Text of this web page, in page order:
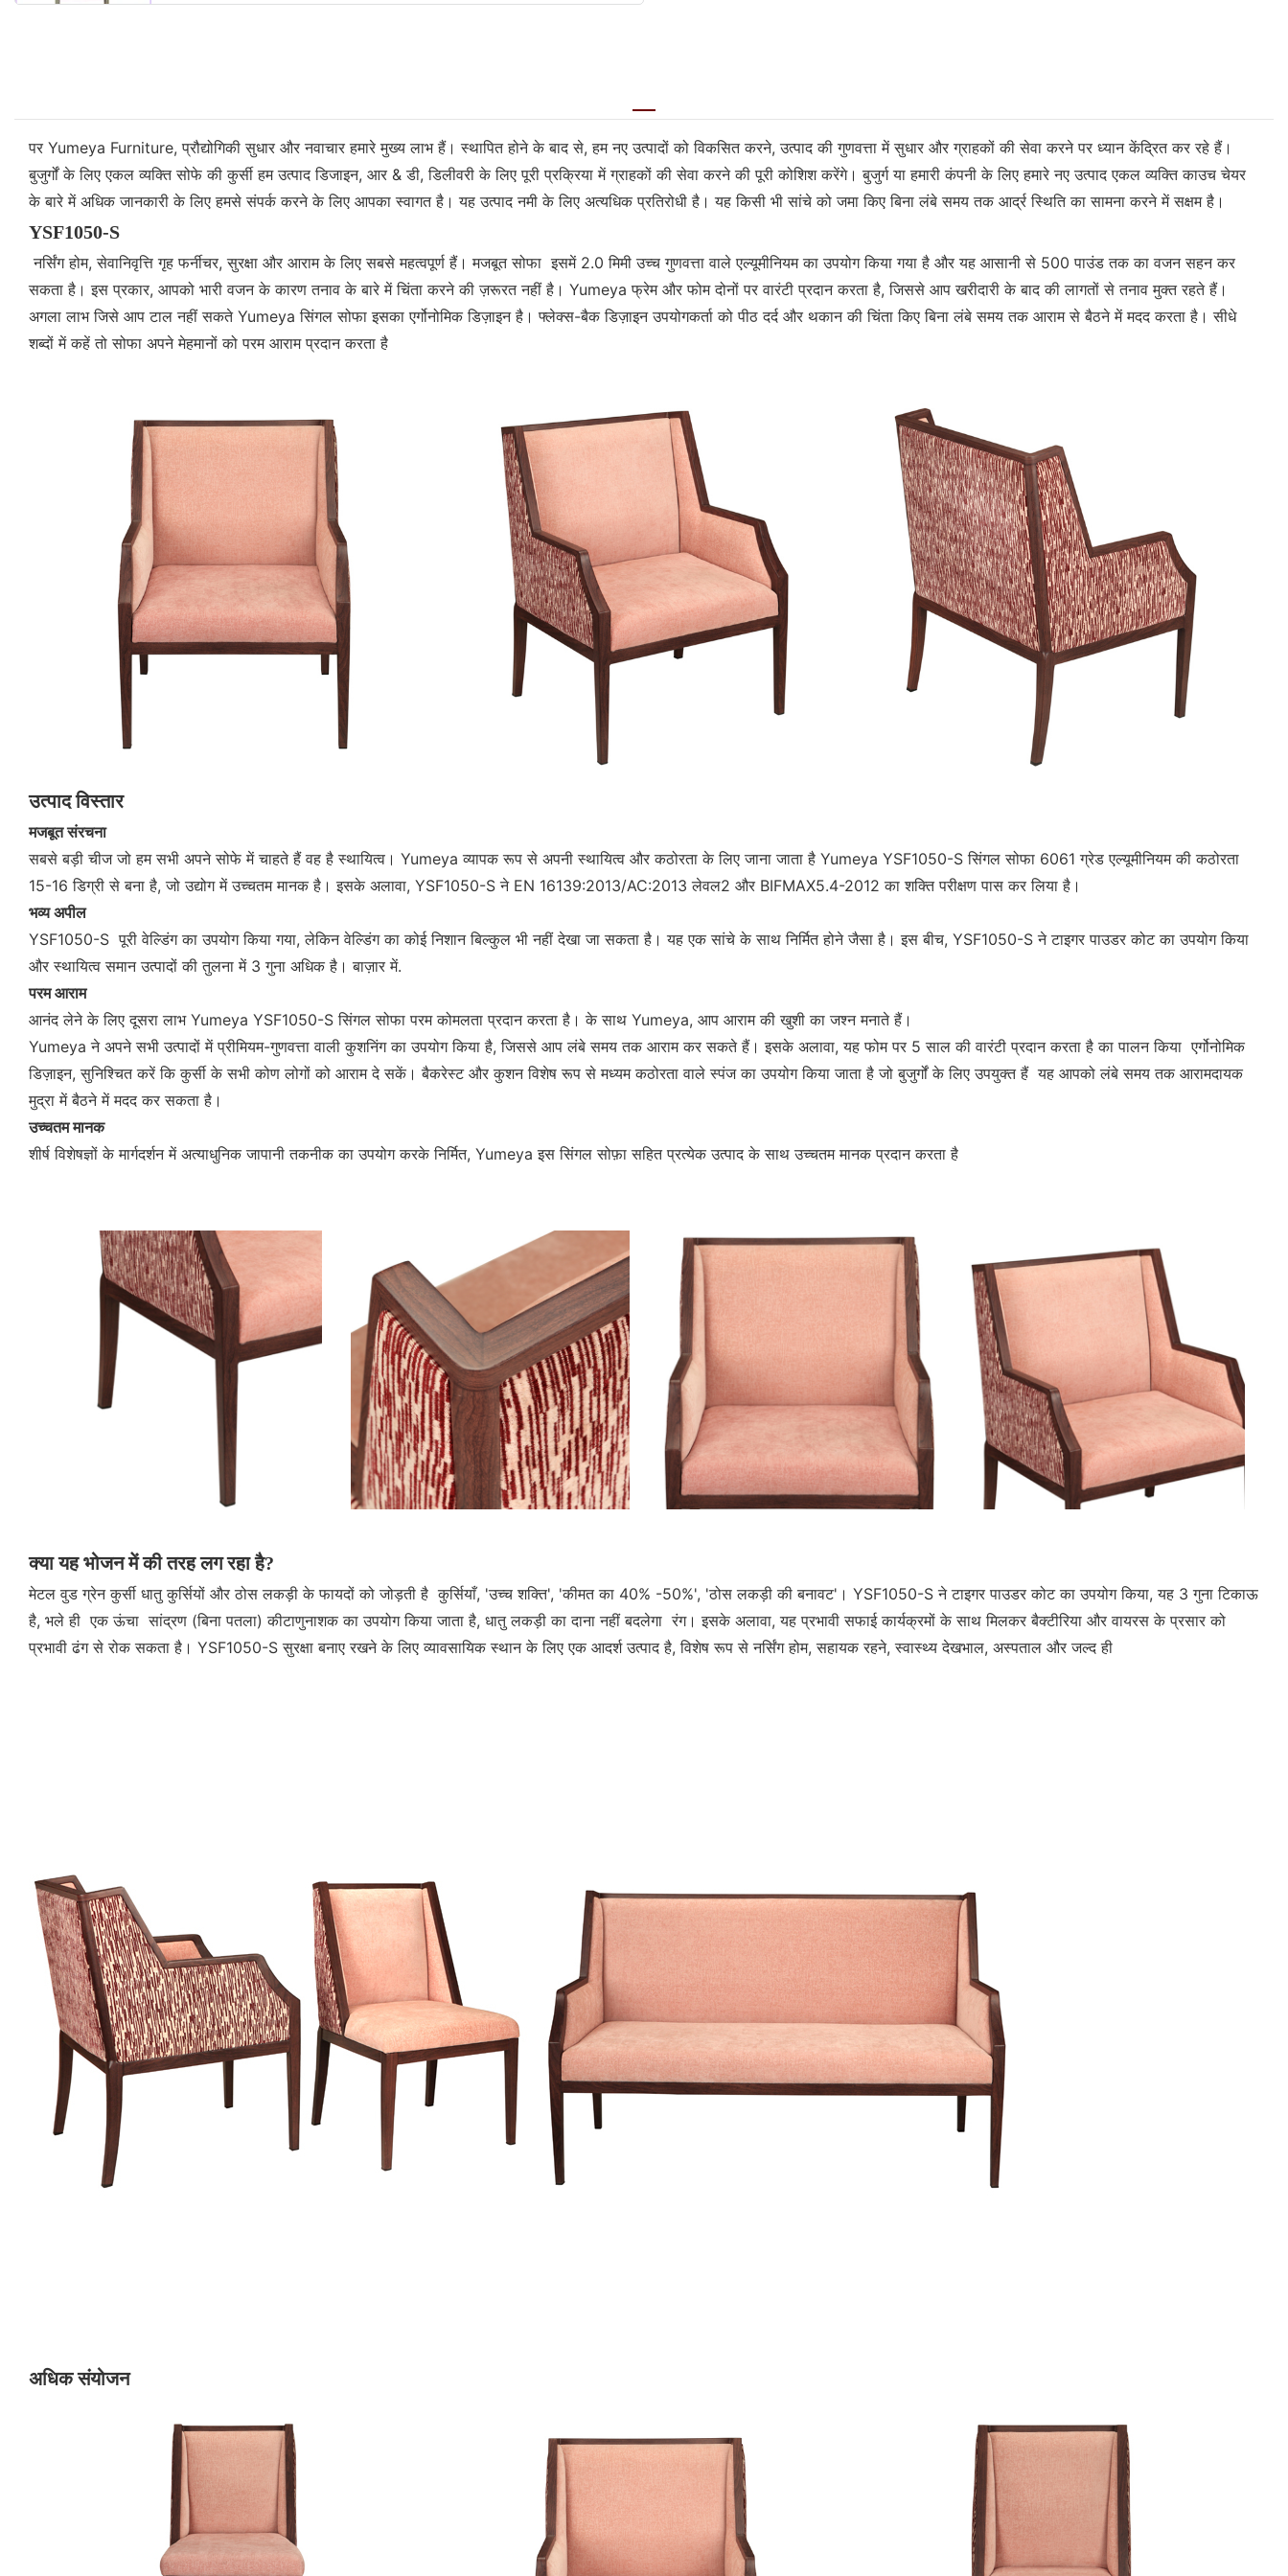
पर Yumeya Furniture, प्रौद्योगिकी सुधार और नवाचार हमारे मुख्य लाभ हैं। स्थापित होने के बाद से, हम नए उत्पादों को विकसित करने, उत्पाद की गुणवत्ता में सुधार और ग्राहकों की सेवा करने पर ध्यान केंद्रित कर रहे हैं।
बुजुर्गों के लिए एकल व्यक्ति सोफे की कुर्सी हम उत्पाद डिजाइन, आर & डी, डिलीवरी के लिए पूरी प्रक्रिया में ग्राहकों की सेवा करने की पूरी कोशिश करेंगे। बुजुर्ग या हमारी कंपनी के लिए हमारे नए उत्पाद एकल व्यक्ति काउच चेयर
के बारे में अधिक जानकारी के लिए हमसे संपर्क करने के लिए आपका स्वागत है। यह उत्पाद नमी के लिए अत्यधिक प्रतिरोधी है। यह किसी भी सांचे को जमा किए बिना लंबे समय तक आर्द्र स्थिति का सामना करने में सक्षम है।
YSF1050-S
नर्सिंग होम, सेवानिवृत्ति गृह फर्नीचर, सुरक्षा और आराम के लिए सबसे महत्वपूर्ण हैं। मजबूत सोफा इसमें 2.0 मिमी उच्च गुणवत्ता वाले एल्यूमीनियम का उपयोग किया गया है और यह आसानी से 500 पाउंड तक का वजन सहन कर
सकता है। इस प्रकार, आपको भारी वजन के कारण तनाव के बारे में चिंता करने की ज़रूरत नहीं है। Yumeya फ्रेम और फोम दोनों पर वारंटी प्रदान करता है, जिससे आप खरीदारी के बाद की लागतों से तनाव मुक्त रहते हैं।
अगला लाभ जिसे आप टाल नहीं सकते Yumeya सिंगल सोफा इसका एर्गोनोमिक डिज़ाइन है। फ्लेक्स-बैक डिज़ाइन उपयोगकर्ता को पीठ दर्द और थकान की चिंता किए बिना लंबे समय तक आराम से बैठने में मदद करता है। सीधे
शब्दों में कहें तो सोफा अपने मेहमानों को परम आराम प्रदान करता है
उत्पाद विस्तार
मजबूत संरचना
सबसे बड़ी चीज जो हम सभी अपने सोफे में चाहते हैं वह है स्थायित्व। Yumeya व्यापक रूप से अपनी स्थायित्व और कठोरता के लिए जाना जाता है Yumeya YSF1050-S सिंगल सोफा 6061 ग्रेड एल्यूमीनियम की कठोरता
15-16 डिग्री से बना है, जो उद्योग में उच्चतम मानक है। इसके अलावा, YSF1050-S ने EN 16139:2013/AC:2013 लेवल2 और BIFMAX5.4-2012 का शक्ति परीक्षण पास कर लिया है।
भव्य अपील
YSF1050-S पूरी वेल्डिंग का उपयोग किया गया, लेकिन वेल्डिंग का कोई निशान बिल्कुल भी नहीं देखा जा सकता है। यह एक सांचे के साथ निर्मित होने जैसा है। इस बीच, YSF1050-S ने टाइगर पाउडर कोट का उपयोग किया
और स्थायित्व समान उत्पादों की तुलना में 3 गुना अधिक है। बाज़ार में.
परम आराम
आनंद लेने के लिए दूसरा लाभ Yumeya YSF1050-S सिंगल सोफा परम कोमलता प्रदान करता है। के साथ Yumeya, आप आराम की खुशी का जश्न मनाते हैं।
Yumeya ने अपने सभी उत्पादों में प्रीमियम-गुणवत्ता वाली कुशनिंग का उपयोग किया है, जिससे आप लंबे समय तक आराम कर सकते हैं। इसके अलावा, यह फोम पर 5 साल की वारंटी प्रदान करता है का पालन किया एर्गोनोमिक
डिज़ाइन, सुनिश्चित करें कि कुर्सी के सभी कोण लोगों को आराम दे सकें। बैकरेस्ट और कुशन विशेष रूप से मध्यम कठोरता वाले स्पंज का उपयोग किया जाता है जो बुजुर्गों के लिए उपयुक्त हैं यह आपको लंबे समय तक आरामदायक
मुद्रा में बैठने में मदद कर सकता है।
उच्चतम मानक
शीर्ष विशेषज्ञों के मार्गदर्शन में अत्याधुनिक जापानी तकनीक का उपयोग करके निर्मित, Yumeya इस सिंगल सोफ़ा सहित प्रत्येक उत्पाद के साथ उच्चतम मानक प्रदान करता है
क्या यह भोजन में की तरह लग रहा है?
मेटल वुड ग्रेन कुर्सी धातु कुर्सियों और ठोस लकड़ी के फायदों को जोड़ती है कुर्सियाँ, 'उच्च शक्ति', 'कीमत का 40% -50%', 'ठोस लकड़ी की बनावट'। YSF1050-S ने टाइगर पाउडर कोट का उपयोग किया, यह 3 गुना टिकाऊ
है, भले ही एक ऊंचा सांद्रण (बिना पतला) कीटाणुनाशक का उपयोग किया जाता है, धातु लकड़ी का दाना नहीं बदलेगा रंग। इसके अलावा, यह प्रभावी सफाई कार्यक्रमों के साथ मिलकर बैक्टीरिया और वायरस के प्रसार को
प्रभावी ढंग से रोक सकता है। YSF1050-S सुरक्षा बनाए रखने के लिए व्यावसायिक स्थान के लिए एक आदर्श उत्पाद है, विशेष रूप से नर्सिंग होम, सहायक रहने, स्वास्थ्य देखभाल, अस्पताल और जल्द ही
अधिक संयोजन